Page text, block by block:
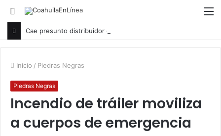
Buscar
por
Cae presunto distribuidor durante cateo en Acuña
Inicio / Piedras Negras
Piedras Negras
Incendio de tráiler moviliza
a cuerpos de emergencia